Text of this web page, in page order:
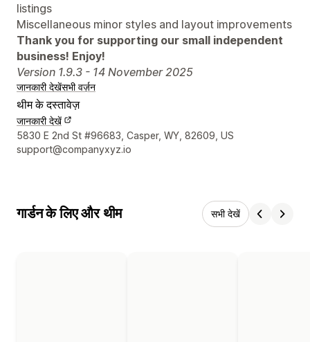
listings
Miscellaneous minor styles and layout improvements
Thank you for supporting our small independent
business! Enjoy!
Version 1.9.3 - 14 November 2025
जानकारी देखेंसभी वर्ज़न
थीम के दस्तावेज़
जानकारी देखें
डिज़ाइनर के संपर्क की जानकारी
5830 E 2nd St #96683, Casper, WY, 82609, US
support@companyxyz.io
गार्डन के लिए और थीम सभी देखें